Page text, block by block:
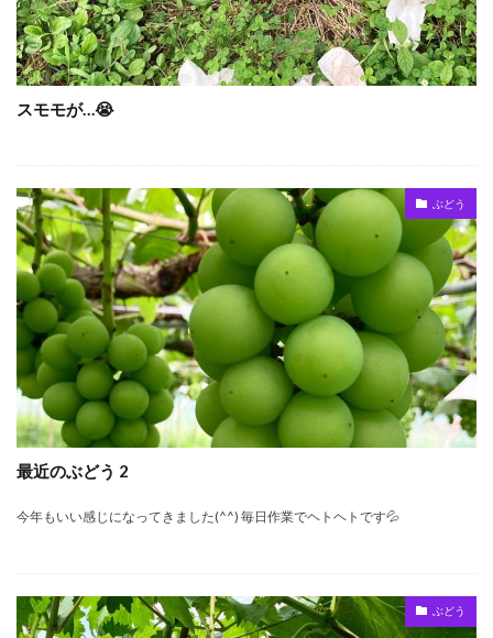
スモモが…😭
ぶどう
最近のぶどう 2
今年もいい感じになってきました(^^) 毎日作業でヘトヘトです💦
ぶどう